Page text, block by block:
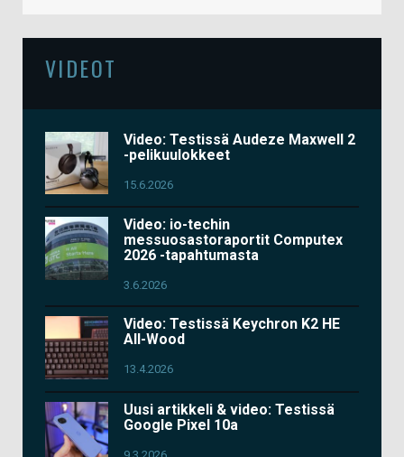
VIDEOT
Video: Testissä Audeze Maxwell 2
-pelikuulokkeet
15.6.2026
Video: io-techin
messuosastoraportit Computex
2026 -tapahtumasta
3.6.2026
Video: Testissä Keychron K2 HE
All-Wood
13.4.2026
Uusi artikkeli & video: Testissä
Google Pixel 10a